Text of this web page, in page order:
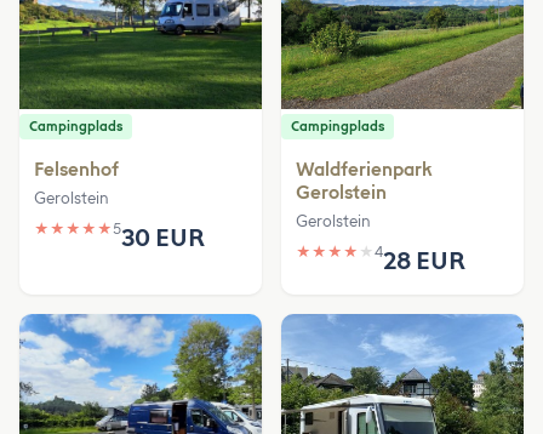
Campingplads
Felsenhof
Gerolstein
★ ★ ★ ★ ★530 EUR
Campingplads
Waldferienpark
Gerolstein
Gerolstein
★ ★ ★ ★ ★ 428 EUR